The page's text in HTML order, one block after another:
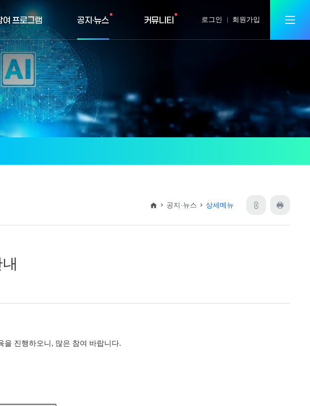
여 프로그램 공지·뉴스 커뮤니티 로그인 회원가입
공지·뉴스 상세메뉴
진행하오니, 많은 참여 바랍니다.